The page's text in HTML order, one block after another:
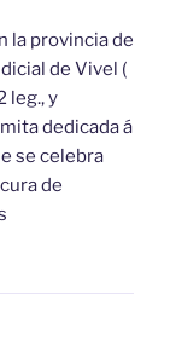
la provincia de
de Vivel (
leg., y
dedicada á
se celebra
de